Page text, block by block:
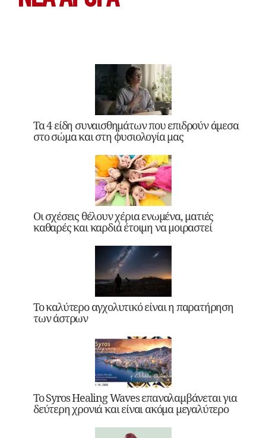
Τα 4 είδη συναισθημάτων που επιδρούν άμεσα
στο σώμα και στη φυσιολογία μας
Οι σχέσεις θέλουν χέρια ενωμένα, ματιές
καθαρές και καρδιά έτοιμη να μοιραστεί
Το καλύτερο αγχολυτικό είναι η παρατήρηση
των άστρων
Το Syros Healing Waves επαναλαμβάνεται για
δεύτερη χρονιά και είναι ακόμα μεγαλύτερο